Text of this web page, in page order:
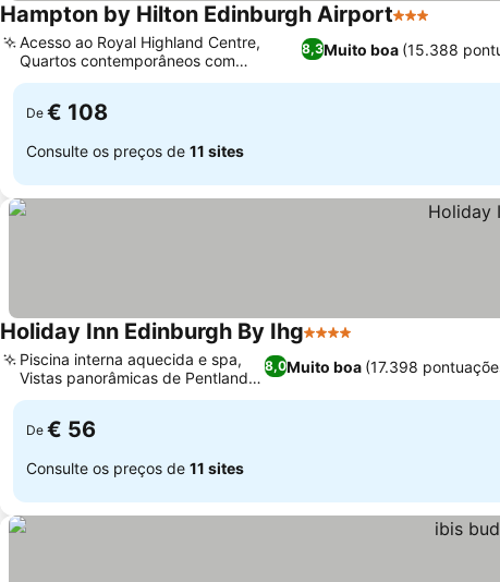
Hampton by Hilton Edinburgh Airport3 Estrelas
8,3Muito boa (15.388
Acesso ao Royal Highland Centre,
Quartos contemporâneos com
isolamento acústico
De € 108
Consulte os preços de 11 sites
Holiday Inn Edinburgh By Ihg4 Estrelas
8,0Muito boa (17.398
Piscina interna aquecida e spa,
Vistas panorâmicas de Pentland
Hills
De € 56
Consulte os preços de 11 sites